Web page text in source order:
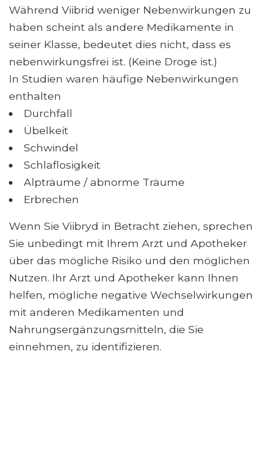
Während Viibrid weniger Nebenwirkungen zu
haben scheint als andere Medikamente in
seiner Klasse, bedeutet dies nicht, dass es
nebenwirkungsfrei ist. (Keine Droge ist.)
In Studien waren häufige Nebenwirkungen
enthalten
Durchfall
Übelkeit
Schwindel
Schlaflosigkeit
Alpträume / abnorme Träume
Erbrechen
Wenn Sie Viibryd in Betracht ziehen, sprechen
Sie unbedingt mit Ihrem Arzt und Apotheker
über das mögliche Risiko und den möglichen
Nutzen. Ihr Arzt und Apotheker kann Ihnen
helfen, mögliche negative Wechselwirkungen
mit anderen Medikamenten und
Nahrungsergänzungsmitteln, die Sie
einnehmen, zu identifizieren.